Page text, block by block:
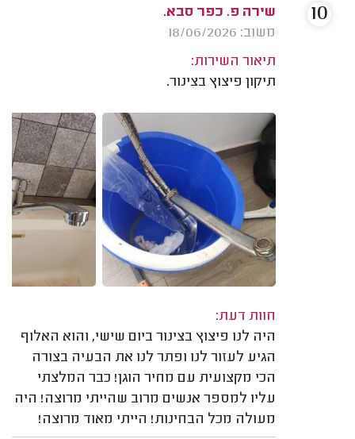
שירה פ. כפר סבא.
משוב: 18/06/2026
תיאור השירות:
תיקון פיצוץ בצינור.
חוות דעת:
היה לנו פיצוץ בצינור ביום שישי, והוא האלוף
הגיע לעזור לנו ופתר לנו את הבעיה בצורה
הכי מקצועית עם מחיר הוגן! כבר המלצתי
עליו למספר אנשים מרוב שהייתי מרוצה! היה
מעולה מכל הבחינות! הייתי מאוד מרוצה!
10